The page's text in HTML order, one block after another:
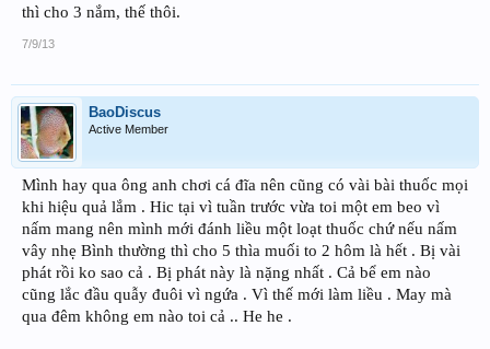
thì cho 3 nắm, thế thôi.
7/9/13
BaoDiscus
Active Member
Mình hay qua ông anh chơi cá đĩa nên cũng có vài bài thuốc mọi
khi hiệu quả lắm . Hic tại vì tuần trước vừa toi một em beo vì
nấm mang nên mình mới đánh liều một loạt thuốc chứ nếu nấm
vây nhẹ Bình thường thì cho 5 thìa muối to 2 hôm là hết . Bị vài
phát rồi ko sao cả . Bị phát này là nặng nhất . Cả bể em nào
cũng lắc đầu quẫy đuôi vì ngứa . Vì thế mới làm liều . May mà
qua đêm không em nào toi cả .. He he .